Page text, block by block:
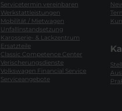
Servicetermin vereinbaren
Werkstattleistungen
Mobilität / Mietwagen
Unfallinstandsetzung
Karosserie- & Lackzentrum
Ersatzteile
Classic Competence Center
Verischerungsdienste
Volkswagen Financial Service
Serviceangebote